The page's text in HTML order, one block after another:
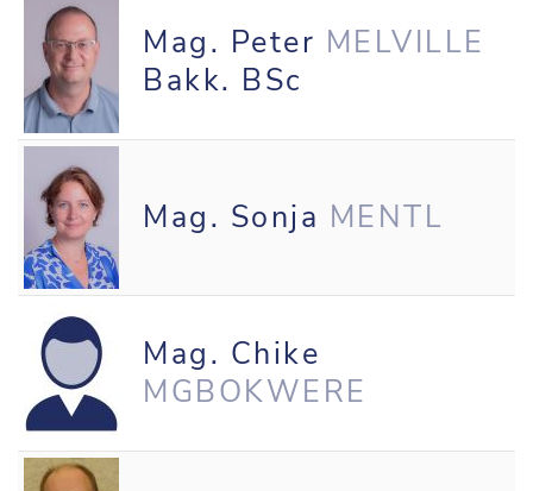
Mag. Peter MELVILLE
Bakk. BSc
Mag. Sonja MENTL
Mag. Chike
MGBOKWERE